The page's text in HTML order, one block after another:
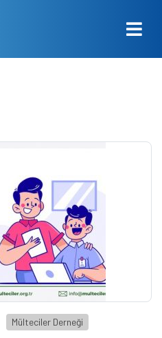
Mülteciler Derneği